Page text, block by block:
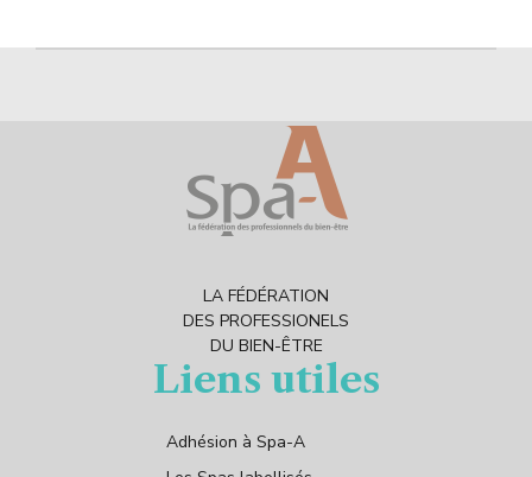
LA FÉDÉRATION
DES PROFESSIONELS
DU BIEN-ÊTRE
Liens utiles
Adhésion à Spa-A